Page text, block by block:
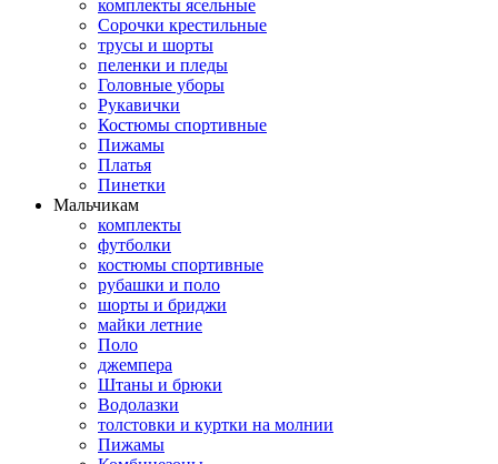
комплекты ясельные
Сорочки крестильные
трусы и шорты
пеленки и пледы
Головные уборы
Рукавички
Костюмы спортивные
Пижамы
Платья
Пинетки
Мальчикам
комплекты
футболки
костюмы спортивные
рубашки и поло
шорты и бриджи
майки летние
Поло
джемпера
Штаны и брюки
Водолазки
толстовки и куртки на молнии
Пижамы